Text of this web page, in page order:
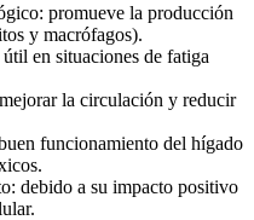
: promueve la producción
y macrófagos).
útil en situaciones de fatiga
la circulación y reducir
funcionamiento del hígado
: debido a su impacto positivo